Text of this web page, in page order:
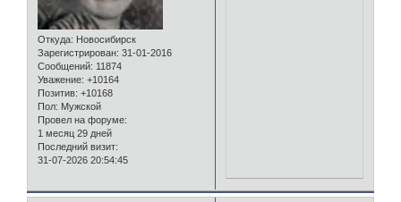
Откуда: Новосибирск
Зарегистрирован: 31-01-2016
Сообщений: 11874
Уважение: +10164
Позитив: +10168
Пол: Мужской
Провел на форуме:
1 месяц 29 дней
Последний визит:
31-07-2026 20:54:45